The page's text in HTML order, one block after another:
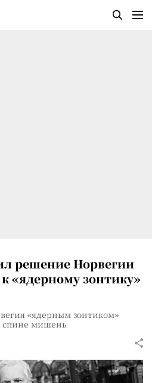
решение Норвегии
«ядерному зонтику»
«ядерным зонтиком»
спине мишень